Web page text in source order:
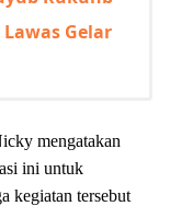
Gelar
mengatakan
ini untuk
kegiatan tersebut